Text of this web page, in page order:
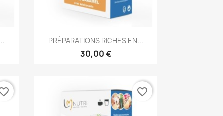
Aperçu rapide
PRÉPARATIONS RICHES EN...
30,00 €
favorite_border